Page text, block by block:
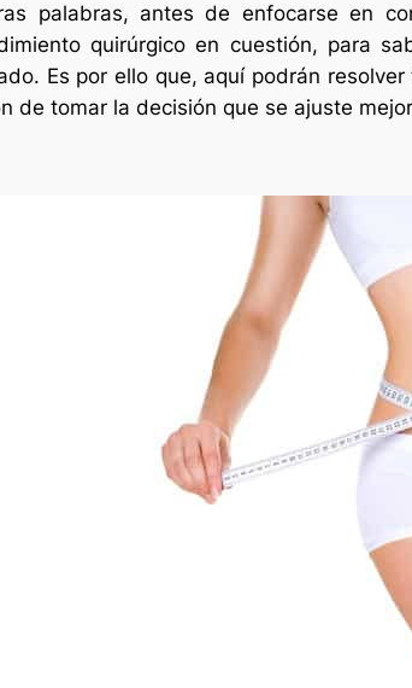
palabras, antes de enfocarse en
quirúrgico en cuestión, para
Es por ello que, aquí podrán
de tomar la decisión que se ajuste